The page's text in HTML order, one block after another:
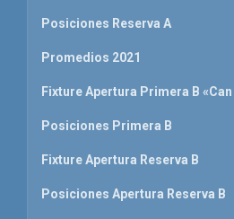
Posiciones Reserva A
Promedios 2021
Fixture Apertura Primera B
Posiciones Primera B
Fixture Apertura Reserva B
Posiciones Apertura Reserva B